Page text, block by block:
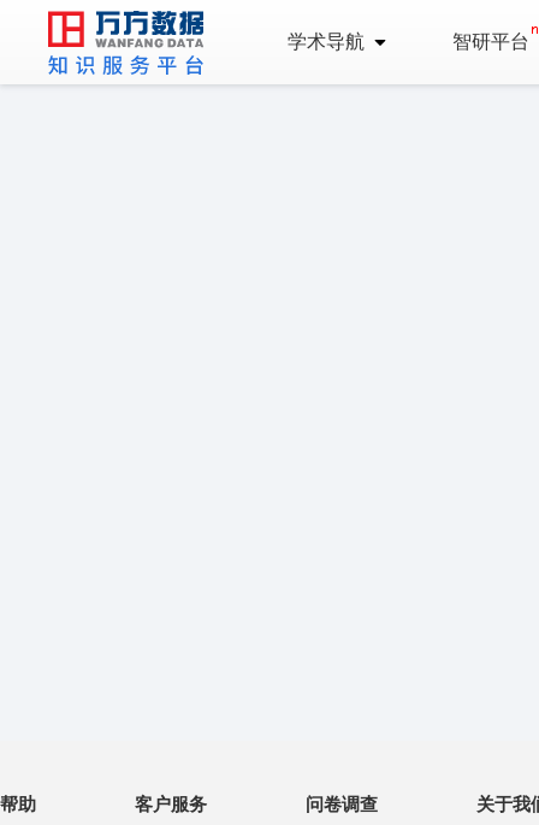
学术导航 智研平台
帮助 客户服务 问卷调查 关于我